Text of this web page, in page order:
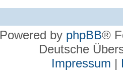
Powered by phpBB®
Deutsche
Impressum |